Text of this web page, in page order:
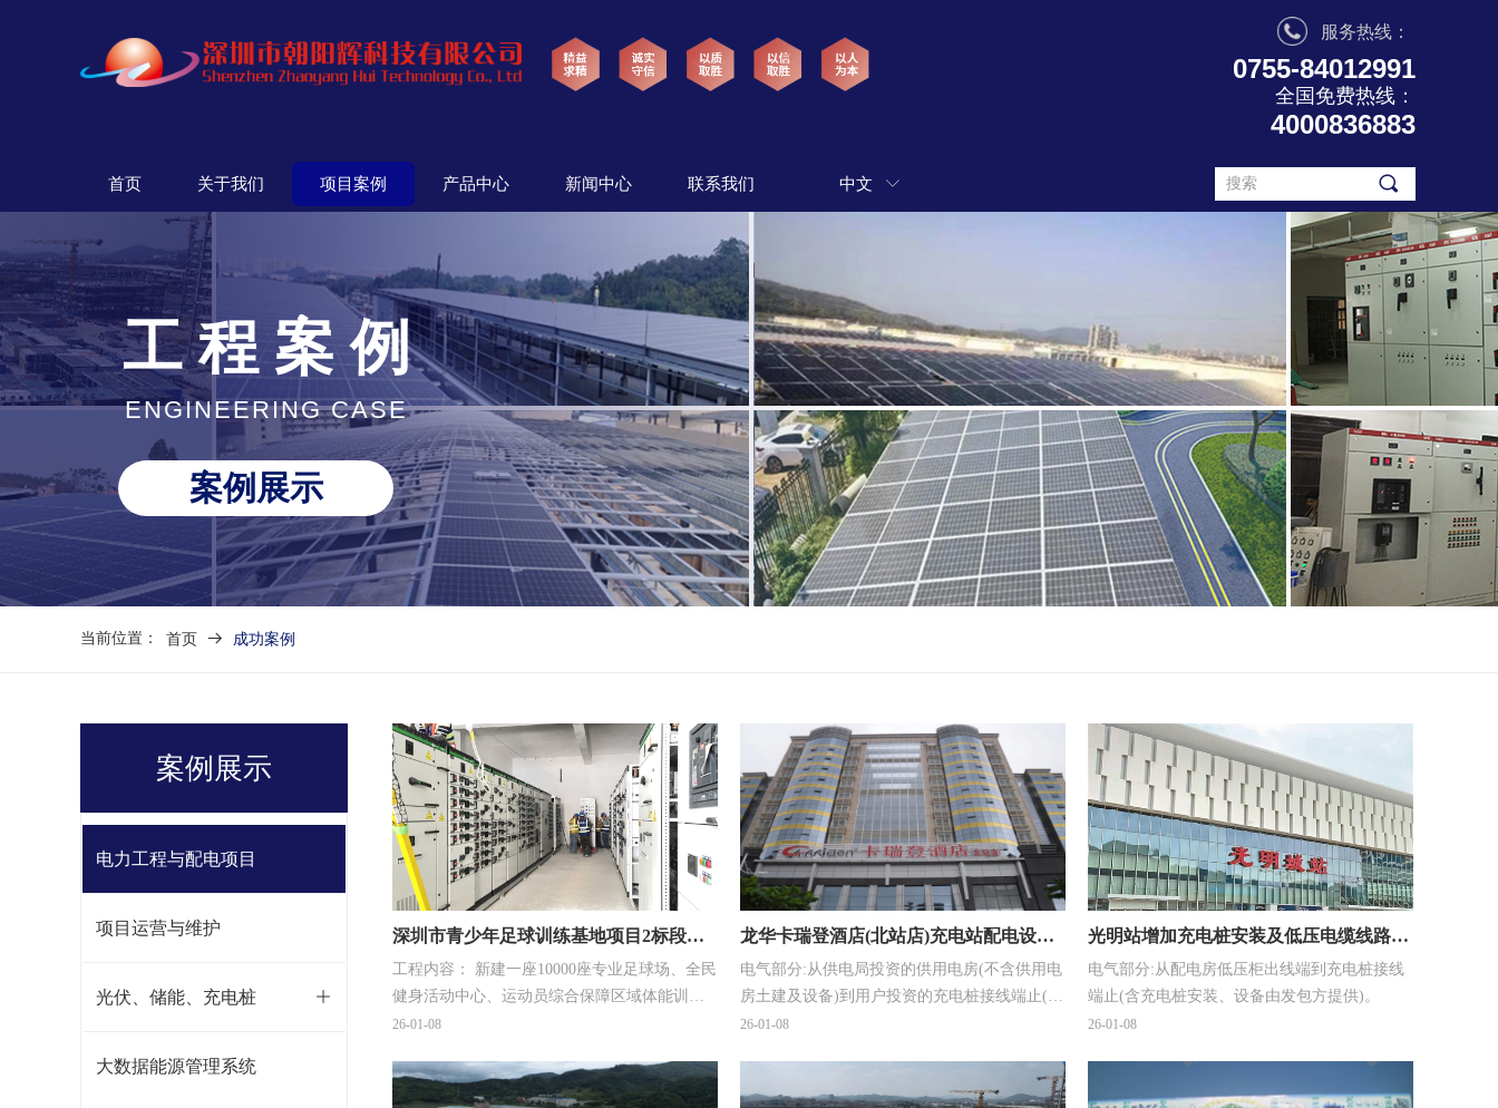
服务热线：
0755-84012991
全国免费热线：
4000836883
首页 关于我们 项目案例 产品中心 新闻中心 联系我们 ꀅ
中文 끠
深圳市青少年足球训练基地项目2标段施
工总承包
工程内容： 新建一座10000座专业足球场、全民
健身活动中心、运动员综合保障区域体能训练
及康复科研中心、运动员综合保障区域宿舍
外配套工程、景观绿化工程等。
26-01-08
龙华卡瑞登酒店(北站店)充电站配电设备
及安装工程
电气部分:从供电局投资的供用电房(不含供用电
房土建及设备)到用户投资的充电桩接线端止(含
充电桩安装、设备由发包方提供)。
26-01-08
光明站增加充电桩安装及低压电缆线路敷
设工程
电气部分:从配电房低压柜出线端到充电桩接线
端止(含充电桩安装、设备由发包方提供)。
26-01-08
当前位置： 首页 뀠 成功案例
工 程 案 例
ENGINEERING CASE
案例展示
案例展示
电力工程与配电项目
项目运营与维护
ꄶ
光伏、储能、充电桩
大数据能源管理系统